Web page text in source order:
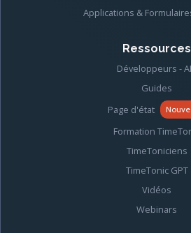
Applications &
Ressources
Développeurs -
Guides
Page d'état
Formation
TimeToniciens
TimeTonic GPT
Vidéos
Webinars